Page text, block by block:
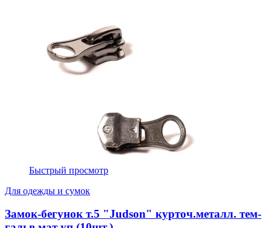
Быстрый просмотр
Для одежды и сумок
Замок-бегунок т.5 "Judson" курточ.металл. тем-